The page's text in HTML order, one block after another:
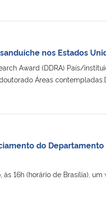
nos Estados
Award (DDRA) País/
Áreas
do Departamento
16h (horário de Brasília),